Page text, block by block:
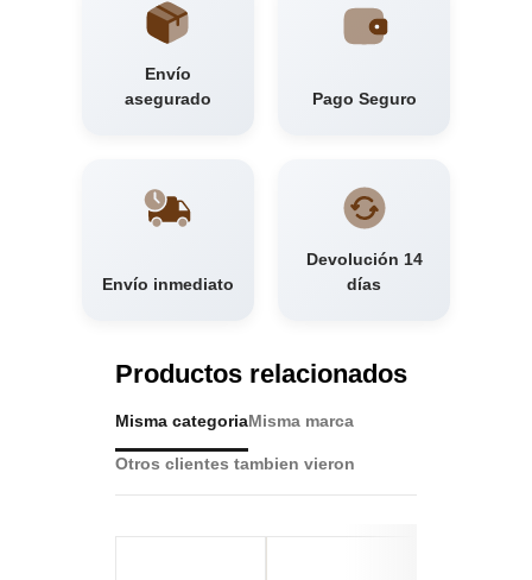
Envío
asegurado
Pago Seguro
Envío inmediato
Devolución 14
días
Productos relacionados
Misma categoriaMisma marca
Otros clientes tambien vieron